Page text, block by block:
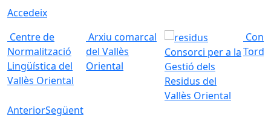
Accedeix
Centre de
Normalització
Lingüística del
Vallès Oriental
Arxiu comarcal
del Vallès
Oriental
Consorci per a la
Gestió dels
Residus del
Vallès Oriental
AnteriorSegüent